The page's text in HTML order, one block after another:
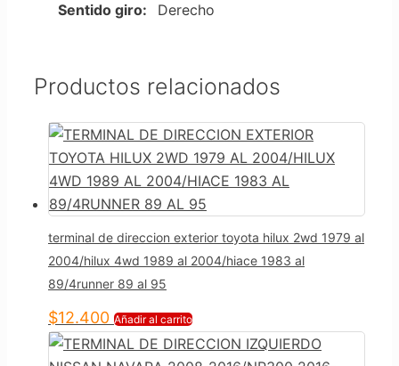
Sentido giro:
Derecho
Productos relacionados
terminal de direccion exterior toyota hilux 2wd 1979 al
2004/hilux 4wd 1989 al 2004/hiace 1983 al
89/4runner 89 al 95
$12.400 Añadir al carrito